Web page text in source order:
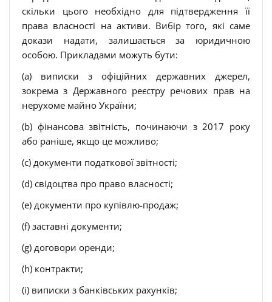
скільки цього необхідно для підтвердження її
права власності на активи. Вибір того, які саме
докази надати, залишається за юридичною
особою. Прикладами можуть бути:
(a) виписки з офіційних державних джерел,
зокрема з Державного реєстру речових прав на
нерухоме майно України;
(b) фінансова звітність, починаючи з 2017 року
або раніше, якщо це можливо;
(c) документи податкової звітності;
(d) свідоцтва про право власності;
(e) документи про купівлю-продаж;
(f) заставні документи;
(g) договори оренди;
(h) контракти;
(i) виписки з банківських рахунків;